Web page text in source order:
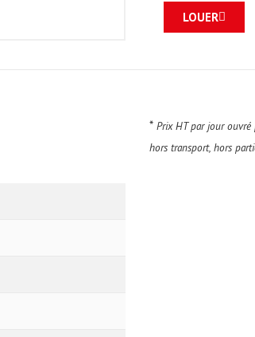
LOUER
* Prix HT par jour ouvré
hors transport, hors